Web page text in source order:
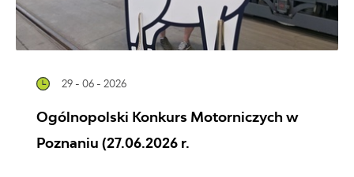
29 - 06 - 2026
Ogólnopolski Konkurs Motorniczych w
Poznaniu (27.06.2026 r.